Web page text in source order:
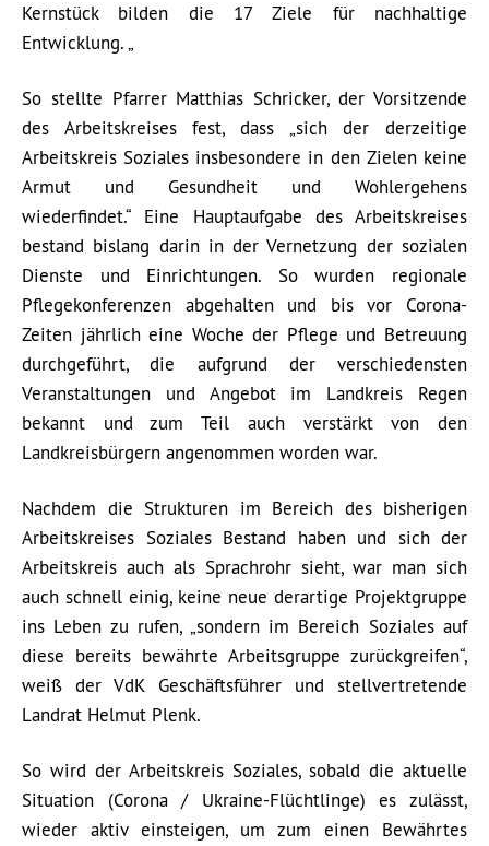
Kernstück bilden die 17 Ziele für nachhaltige
Entwicklung. „
So stellte Pfarrer Matthias Schricker, der Vorsitzende
des Arbeitskreises fest, dass „sich der derzeitige
Arbeitskreis Soziales insbesondere in den Zielen keine
Armut und Gesundheit und Wohlergehens
wiederfindet.“ Eine Hauptaufgabe des Arbeitskreises
bestand bislang darin in der Vernetzung der sozialen
Dienste und Einrichtungen. So wurden regionale
Pflegekonferenzen abgehalten und bis vor Corona-
Zeiten jährlich eine Woche der Pflege und Betreuung
durchgeführt, die aufgrund der verschiedensten
Veranstaltungen und Angebot im Landkreis Regen
bekannt und zum Teil auch verstärkt von den
Landkreisbürgern angenommen worden war.
Nachdem die Strukturen im Bereich des bisherigen
Arbeitskreises Soziales Bestand haben und sich der
Arbeitskreis auch als Sprachrohr sieht, war man sich
auch schnell einig, keine neue derartige Projektgruppe
ins Leben zu rufen, „sondern im Bereich Soziales auf
diese bereits bewährte Arbeitsgruppe zurückgreifen“,
weiß der VdK Geschäftsführer und stellvertretende
Landrat Helmut Plenk.
So wird der Arbeitskreis Soziales, sobald die aktuelle
Situation (Corona / Ukraine-Flüchtlinge) es zulässt,
wieder aktiv einsteigen, um zum einen Bewährtes